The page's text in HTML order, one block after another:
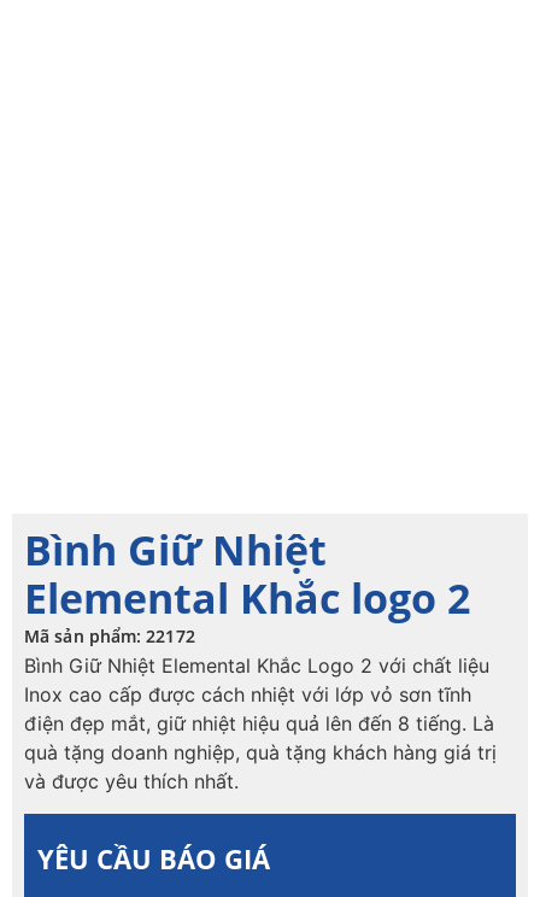
Bình Giữ Nhiệt
Elemental Khắc logo 2
Mã sản phẩm: 22172
Bình Giữ Nhiệt Elemental Khắc Logo 2 với chất liệu
Inox cao cấp được cách nhiệt với lớp vỏ sơn tĩnh
điện đẹp mắt, giữ nhiệt hiệu quả lên đến 8 tiếng. Là
quà tặng doanh nghiệp, quà tặng khách hàng giá trị
và được yêu thích nhất.
YÊU CẦU BÁO GIÁ